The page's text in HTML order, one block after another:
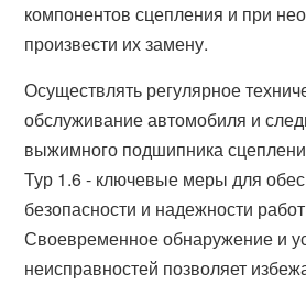
компонентов сцепления и при
произвести их замену.
Осуществлять регулярное
обслуживание автомобиля и
выжимного подшипника
Тур 1.6 - ключевые меры для
безопасности и надежности
Своевременное обнаружение и
неисправностей позволяет